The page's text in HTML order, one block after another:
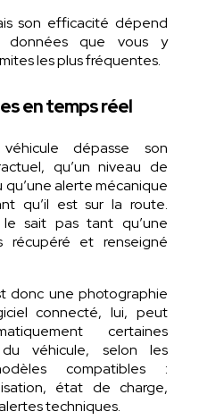
son efficacité dépend
donnéesque vous y
les plusfréquentes.
en temps réel
dépasse son
qu’un niveau de
alerte mécanique
qu’il est sur la route.
sait pas tant qu’une
récupéré et renseigné
donc une photographie
connecté, lui, peut
certaines
véhicule, selon les
compatibles :
état de charge,
techniques.